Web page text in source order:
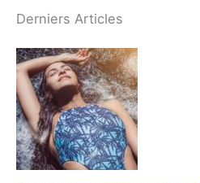
Derniers Articles